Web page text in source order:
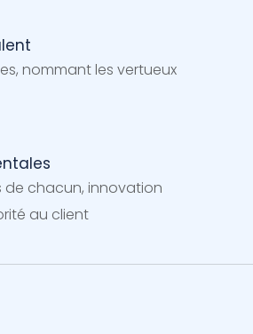
nommant les vertueux
de chacun, innovation
au client